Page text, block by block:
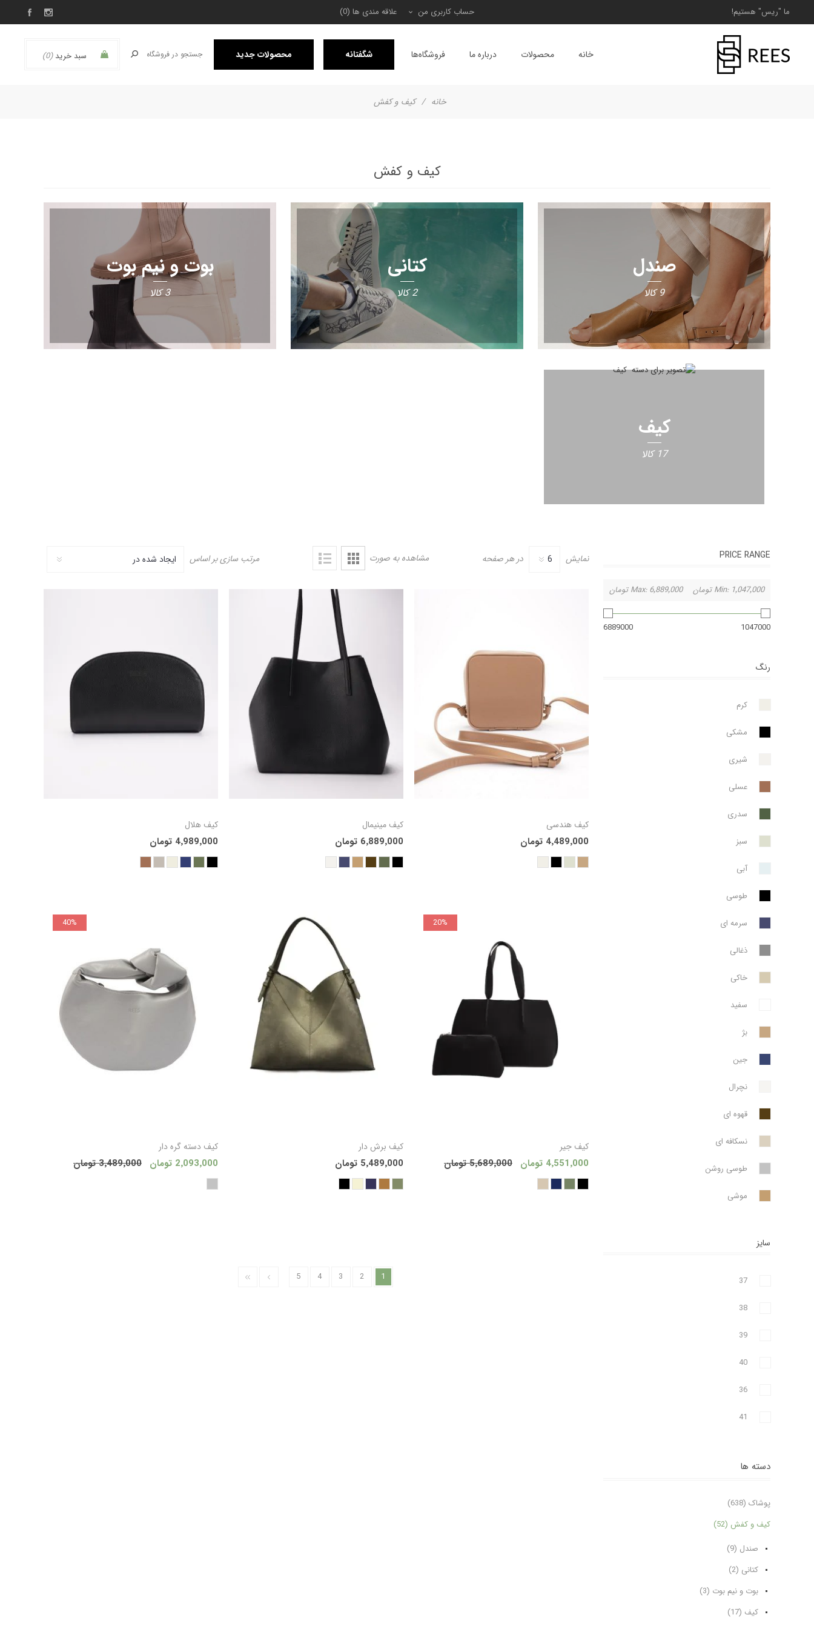
ما "ریس" هستیم! حساب کاربری من علاقه مندی ها (0)
سبد خرید (0) خانه محصولات درباره ما فروشگاه‌ها شگفتانه محصولات جدید
خانه / کیف و کفش
صندل
9 کالا
کتانی
2 کالا
بوت و نیم بوت
3 کالا
کیف
17 کالا
کیف و کفش
مشاهده به صورت مرتب سازی بر اساس نمایش در هر صفحه
کیف هندسی
4٬489٬000 تومان
کیف مینیمال
6٬889٬000 تومان
کیف هلال
4٬989٬000 تومان
20%
خرید
کیف جیر
4٬551٬000 تومان 5٬689٬000 تومان
کیف برش دار
5٬489٬000 تومان
40%
خرید
کیف دسته گره دار
2٬093٬000 تومان 3٬489٬000 تومان
1
2
3
4
5
PRICE RANGE
Min: 1٬047٬000 تومان Max: 6٬889٬000 تومان
1047000
6889000
رنگ
کرم
مشکی
شیری
عسلی
سدری
سبز
آبی
طوسی
سرمه ای
ذغالی
خاکی
سفید
بژ
جین
نچرال
قهوه ای
نسکافه ای
طوسی روشن
موشی
سایز
37
38
39
40
36
41
دسته ها
پوشاک (638)
کیف و کفش (52)
صندل (9)
کتانی (2)
بوت و نیم بوت (3)
کیف (17)